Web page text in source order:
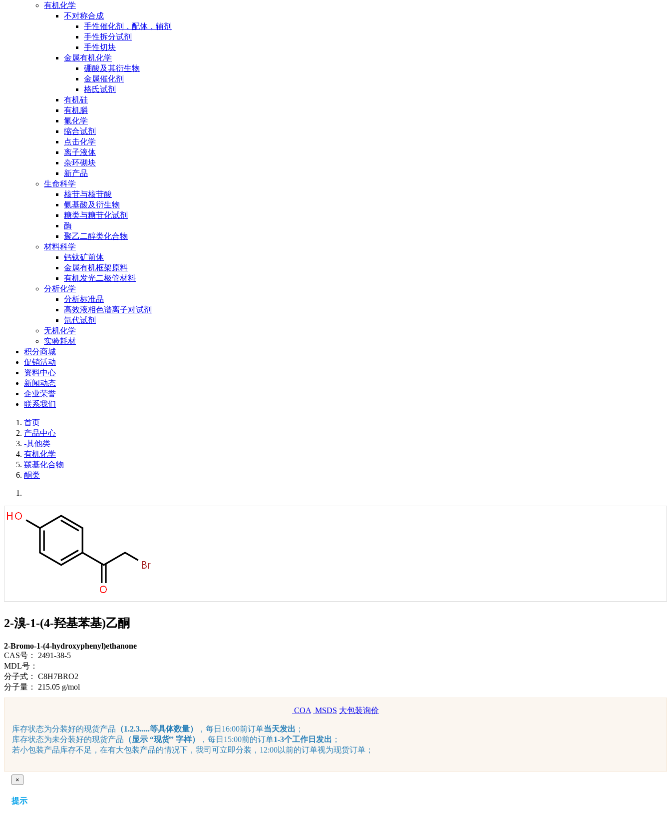
有机化学
不对称合成
手性催化剂，配体，辅剂
手性拆分试剂
手性切块
金属有机化学
硼酸及其衍生物
金属催化剂
格氏试剂
有机硅
有机膦
氟化学
缩合试剂
点击化学
离子液体
杂环砌块
新产品
生命科学
核苷与核苷酸
氨基酸及衍生物
糖类与糖苷化试剂
酶
聚乙二醇类化合物
材料科学
钙钛矿前体
金属有机框架原料
有机发光二极管材料
分析化学
分析标准品
高效液相色谱离子对试剂
氘代试剂
无机化学
实验耗材
积分商城
促销活动
资料中心
新闻动态
企业荣誉
联系我们
首页
产品中心
-其他类
有机化学
羰基化合物
酮类
2-溴-1-(4-羟基苯基)乙酮
2-Bromo-1-(4-hydroxyphenyl)ethanone
CAS号：
2491-38-5
MDL号：
分子式：
C8H7BRO2
分子量：
215.05 g/mol
COA MSDS 大包装询价
库存状态为分装好的现货产品 （1.2.3.....等具体数量） ，每日16:00前订单当天发出 ；
库存状态为未分装好的现货产品 （显示 “现货” 字样） ，每日15:00前的订单1-3个工作日发出 ；
若小包装产品库存不足，在有大包装产品的情况下，我司可立即分装，12:00以前的订单视为现货订单；
×
提示